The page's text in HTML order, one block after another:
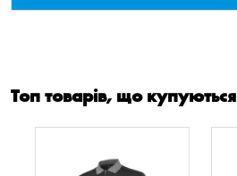
Топ товарів, що купуються